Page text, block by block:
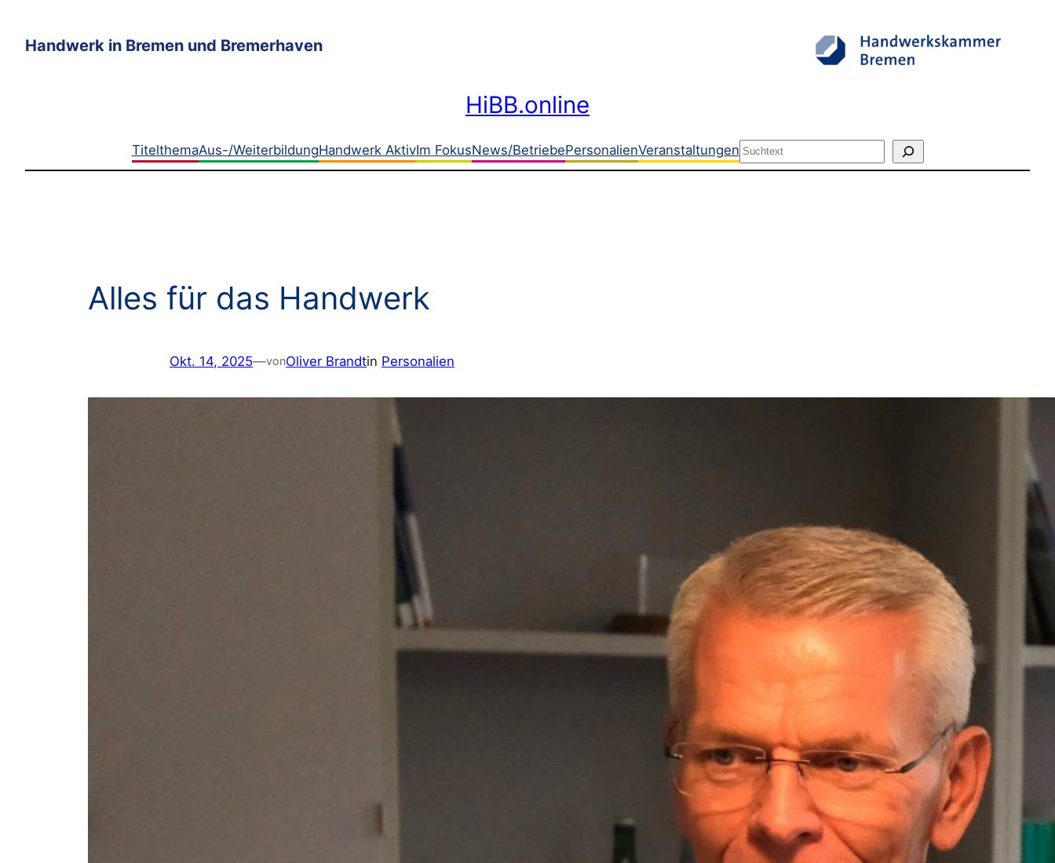
Inhalt
springen
Handwerk in Bremen und Bremerhaven
HiBB.online
TitelthemaAus-/WeiterbildungHandwerk AktivIm FokusNews/BetriebePersonalienVeranstaltungenSuchen
Alles für das Handwerk
Okt. 14, 2025—vonOliver Brandtin Personalien